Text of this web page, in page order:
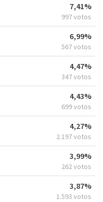
7,41%
997 votos
6,99%
567 votos
4,47%
347 votos
4,43%
699 votos
4,27%
2.197 votos
3,99%
262 votos
3,87%
1.593 votos